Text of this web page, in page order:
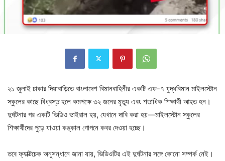
২১ জুলাই ঢাকার দিয়াবাড়িতে বাংলাদেশ বিমানবাহিনীর একটি এফ-৭ যুদ্ধবিমান মাইলস্টোন
স্কুলের কাছে বিধ্বস্ত হলে কমপক্ষে ৩২ জনের মৃত্যু এবং শতাধিক শিক্ষার্থী আহত হন।
দুর্ঘটনার পর একটি ভিডিও ভাইরাল হয়, যেখানে দাবি করা হয়—মাইলস্টোন স্কুলের
শিক্ষার্থীদের পুড়ে যাওয়া কঙ্কাল গোপনে কবর দেওয়া হচ্ছে।
তবে ফ্যাক্টচেক অনুসন্ধানে জানা যায়, ভিডিওটির এই দুর্ঘটনার সঙ্গে কোনো সম্পর্ক নেই।